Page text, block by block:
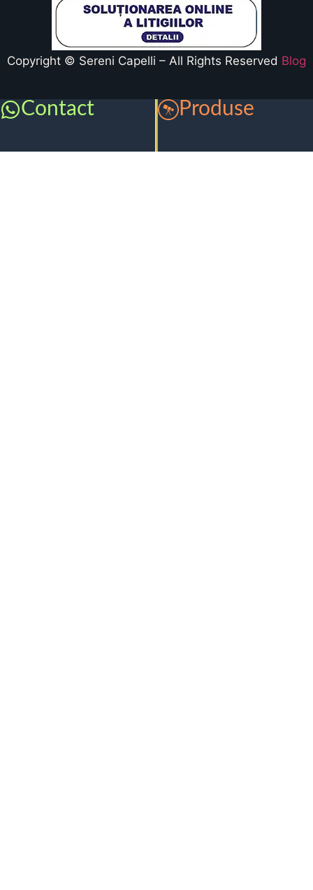
Copyright © Sereni Capelli – All Rights Reserved Blog
Contact Produse